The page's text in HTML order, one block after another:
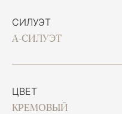
СИЛУЭТ
А-СИЛУЭТ
ЦВЕТ
КРЕМОВЫЙ